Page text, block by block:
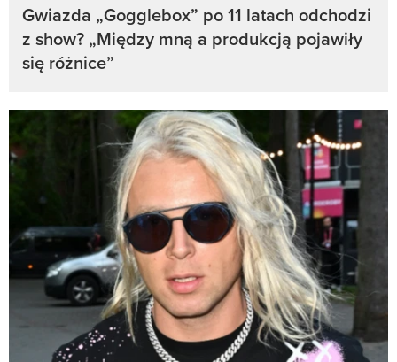
Gwiazda „Gogglebox” po 11 latach odchodzi
z show? „Między mną a produkcją pojawiły
się różnice”